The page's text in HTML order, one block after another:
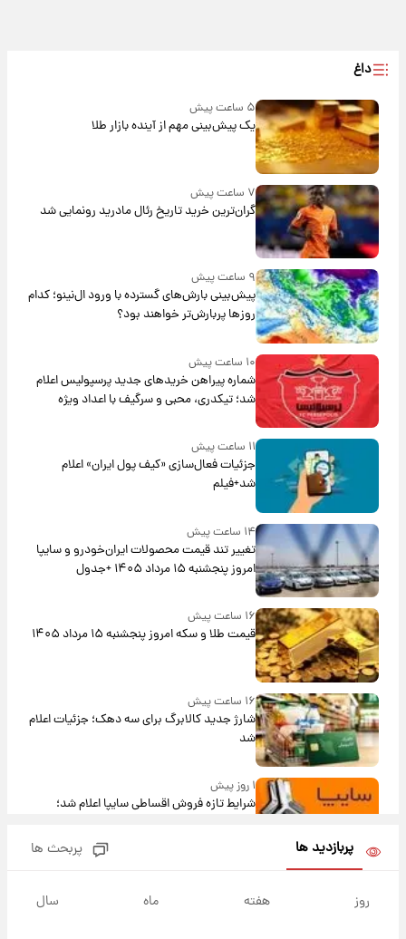
داغ
۵ ساعت پیش
یک پیش‌بینی مهم از آینده بازار طلا
۷ ساعت پیش
گران‌ترین خرید تاریخ رئال مادرید رونمایی شد
۹ ساعت پیش
پیش‌بینی بارش‌های گسترده با ورود ال‌نینو؛ کدام
روزها پربارش‌تر خواهند بود؟
۱۰ ساعت پیش
شماره پیراهن خریدهای جدید پرسپولیس اعلام
شد؛ تیکدری، محبی و سرگیف با اعداد ویژه
۱۱ ساعت پیش
جزئیات فعال‌سازی «کیف پول ایران» اعلام
شد+فیلم
۱۴ ساعت پیش
تغییر تند قیمت محصولات ایران‌خودرو و سایپا
امروز پنجشنبه ۱۵ مرداد ۱۴۰۵ +جدول
۱۶ ساعت پیش
قیمت طلا و سکه امروز پنجشنبه ۱۵ مرداد ۱۴۰۵
۱۶ ساعت پیش
شارژ جدید کالابرگ برای سه دهک؛ جزئیات اعلام
شد
۱ روز پیش
شرایط تازه فروش اقساطی سایپا اعلام شد؛
قیمت سکه و طلا فردا
پربازدید ها پربحث ها
روز هفته ماه سال